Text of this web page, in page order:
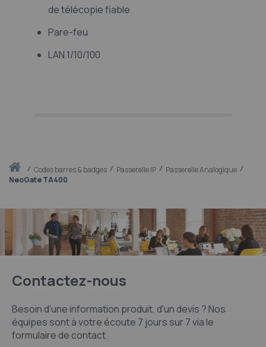
Accueilcodes barres & badges Passerelle IP
Passerelle Analogique
NeoGate TA400
de télécopie fiable
Pare-feu
LAN 1/10/100
Contactez-nous
Besoin d'une information produit, d'un devis ? Nos
équipes sont à votre écoute 7 jours sur 7 via le
formulaire de contact.